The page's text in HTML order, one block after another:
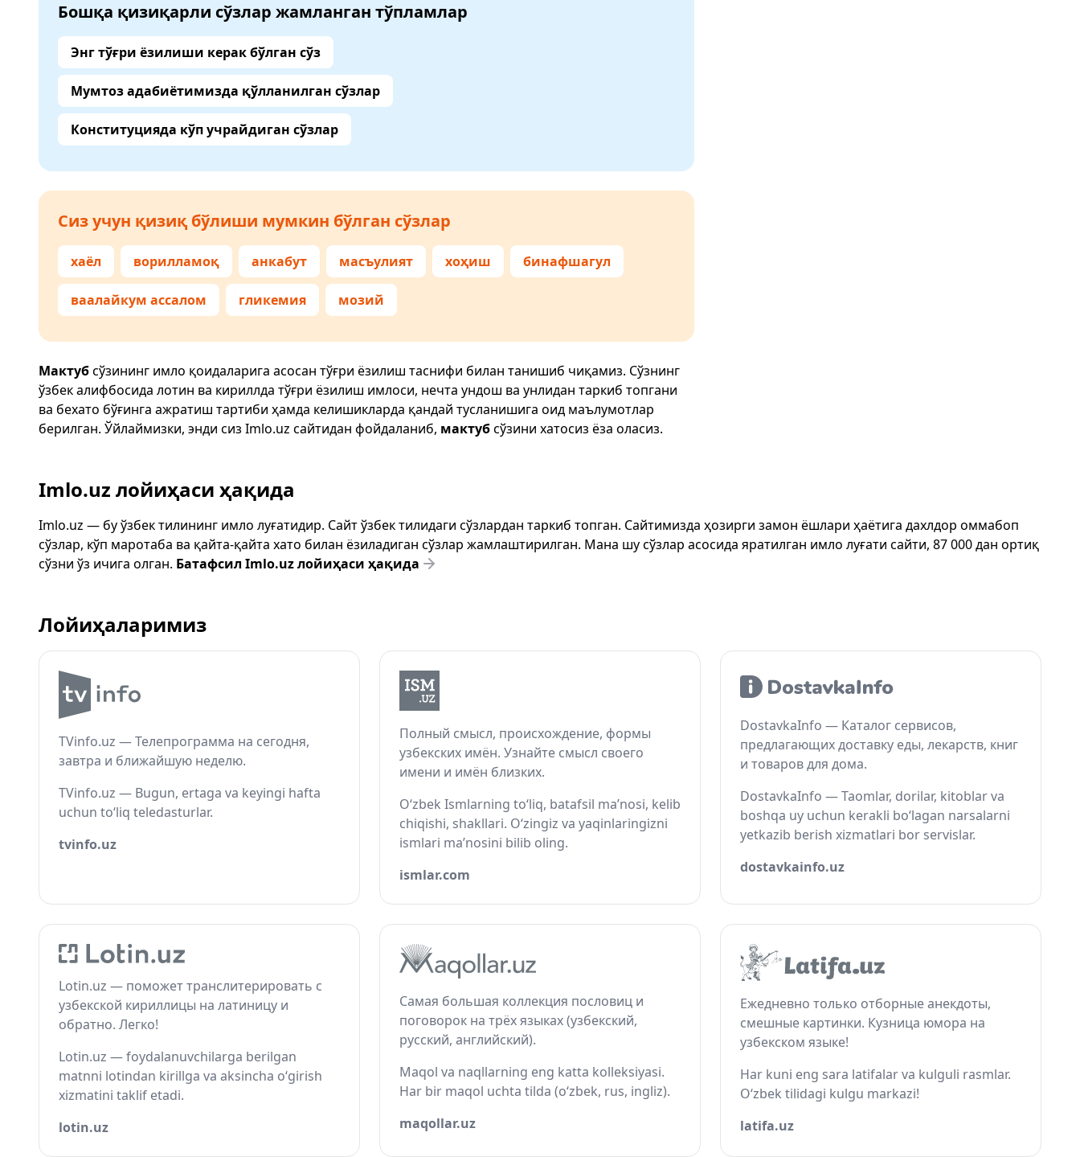
Бошқа қизиқарли сўзлар жамланган тўпламлар
Энг тўғри ёзилиши керак бўлган сўз
Мумтоз адабиётимизда қўлланилган сўзлар
Конституцияда кўп учрайдиган сўзлар
Сиз учун қизиқ бўлиши мумкин бўлган сўзлар
хаёл ворилламоқ анкабут масъулият хоҳиш бинафшагул
ваалайкум ассалом гликемия мозий
Мактубсўзининг имло қоидаларига асосан тўғри ёзилиш таснифи билан танишиб чиқамиз. Сўзнинг
ўзбек алифбосида лотин ва кириллда тўғри ёзилиш имлоси, нечта ундош ва унлидан таркиб топгани
ва бехато бўғинга ажратиш тартиби ҳамда келишикларда қандай тусланишига оид маълумотлар
берилган. Ўйлаймизки, энди сиз Imlo.uz сайтидан фойдаланиб, мактубсўзини хатосиз ёза оласиз.
Imlo.uz лойиҳаси ҳақида
Imlo.uz — бу ўзбек тилининг имло луғатидир. Сайт ўзбек тилидаги сўзлардан таркиб топган. Сайтимизда ҳозирги замон ёшлари ҳаётига дахлдор оммабоп
сўзлар, кўп маротаба ва қайта-қайта хато билан ёзиладиган сўзлар жамлаштирилган. Мана шу сўзлар асосида яратилган имло луғати сайти, 87 000 дан ортиқ
сўзни ўз ичига олган. Батафсил Imlo.uz лойиҳаси ҳақида
Лойиҳаларимиз
TVinfo.uz — Телепрограмма на сегодня,
завтра и ближайшую неделю.
TVinfo.uz — Bugun, ertaga va keyingi hafta
uchun to‘liq teledasturlar.
tvinfo.uz
Полный смысл, происхождение, формы
узбекских имён. Узнайте смысл своего
имени и имён близких.
O‘zbek Ismlarning to‘liq, batafsil ma’nosi, kelib
chiqishi, shakllari. O‘zingiz va yaqinlaringizni
ismlari ma’nosini bilib oling.
ismlar.com
DostavkaInfo — Каталог сервисов,
предлагающих доставку еды, лекарств, книг
и товаров для дома.
DostavkaInfo — Taomlar, dorilar, kitoblar va
boshqa uy uchun kerakli bo‘lagan narsalarni
yetkazib berish xizmatlari bor servislar.
dostavkainfo.uz
Lotin.uz — поможет транслитерировать с
узбекской кириллицы на латиницу и
обратно. Легко!
Lotin.uz — foydalanuvchilarga berilgan
matnni lotindan kirillga va aksincha o‘girish
xizmatini taklif etadi.
lotin.uz
Самая большая коллекция пословиц и
поговорок на трёх языках (узбекский,
русский, английский).
Maqol va naqllarning eng katta kolleksiyasi.
Har bir maqol uchta tilda (o‘zbek, rus, ingliz).
maqollar.uz
Ежедневно только отборные анекдоты,
смешные картинки. Кузница юмора на
узбекском языке!
Har kuni eng sara latifalar va kulguli rasmlar.
O‘zbek tilidagi kulgu markazi!
latifa.uz